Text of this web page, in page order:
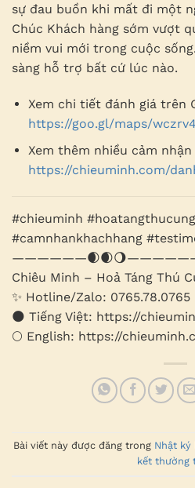
sự đau buồn khi mất đi một
Chúc Khách hàng sớm vượt
niềm vui mới trong cuộc
sàng hỗ trợ bất cứ lúc nào.
Xem chi tiết đánh giá trên
https://goo.gl/maps/
Xem thêm nhiều cảm nhận
https://chieuminh.com/
#chieuminh
#camnhankhachhang
Chiêu Minh – Hoả Táng Thú
✨ Hotline/Zalo: 0765.78.0765
🌑 Tiếng Việt: https://
🌕 English: https://
Bài viết này được đăng trong Nhật ký
kết thường